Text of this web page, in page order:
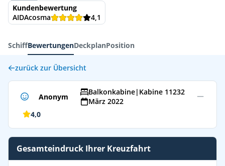
Kundenbewertung
AIDAcosma
4,1
SchiffBewertungenDeckplanPosition
zurück zur Übersicht
Anonym Balkonkabine| Kabine 11232
März 2022
4,0
Gesamteindruck Ihrer Kreuzfahrt